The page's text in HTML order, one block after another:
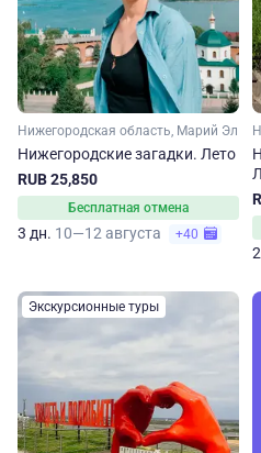
Нижегородская область, Марий Эл
Нижегородские загадки. Лето
RUB 25,850
Бесплатная отмена
3 дн. 10—12 августа +40
Экскурсионные туры